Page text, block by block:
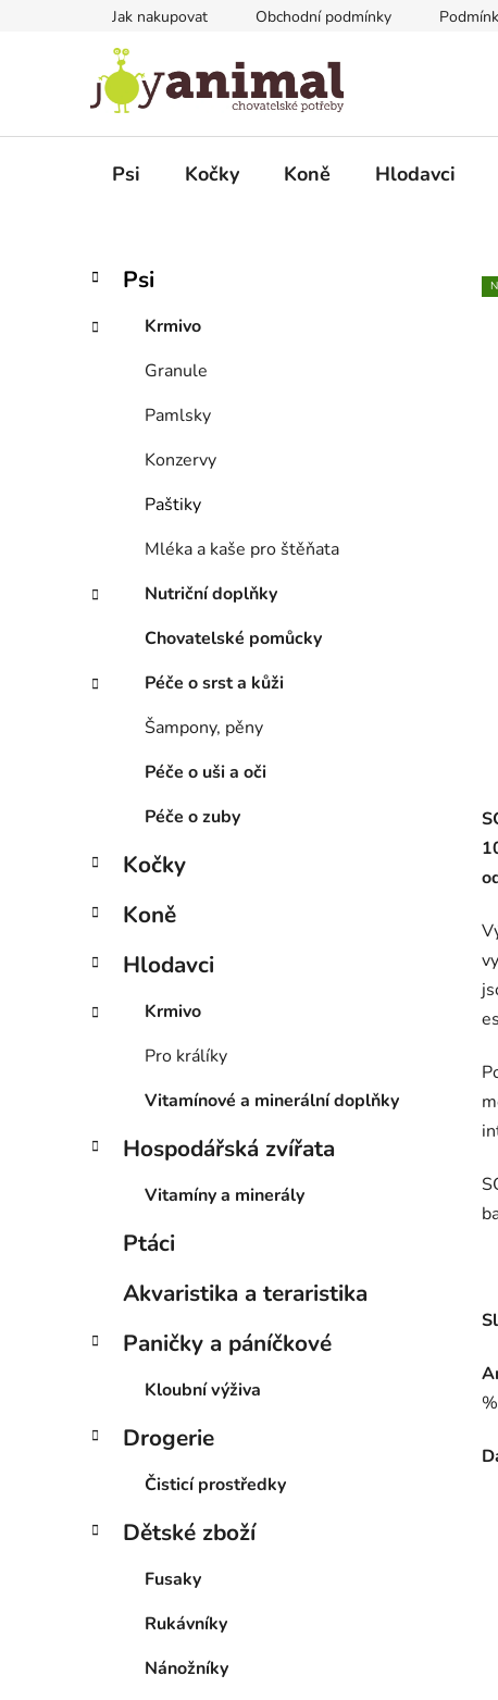
Jak nakupovat Obchodní podmínky
Psi Kočky Koně Hlodavci
P
s
e
Přeskočit
kategorie
K
a
e
Psi
Krmivo
Granule
Pamlsky
Konzervy
Paštiky
Mléka a kaše pro štěňata
Nutriční doplňky
Chovatelské pomůcky
Péče o srst a kůži
Šampony, pěny
Péče o uši a oči
Péče o zuby
Kočky
Koně
Hlodavci
Krmivo
Pro králíky
Vitamínové a minerální doplňky
Hospodářská zvířata
Vitamíny a minerály
Ptáci
Akvaristika a teraristika
Paničky a páníčkové
Kloubní výživa
Drogerie
Čisticí prostředky
Dětské zboží
Fusaky
Rukávníky
Nánožníky